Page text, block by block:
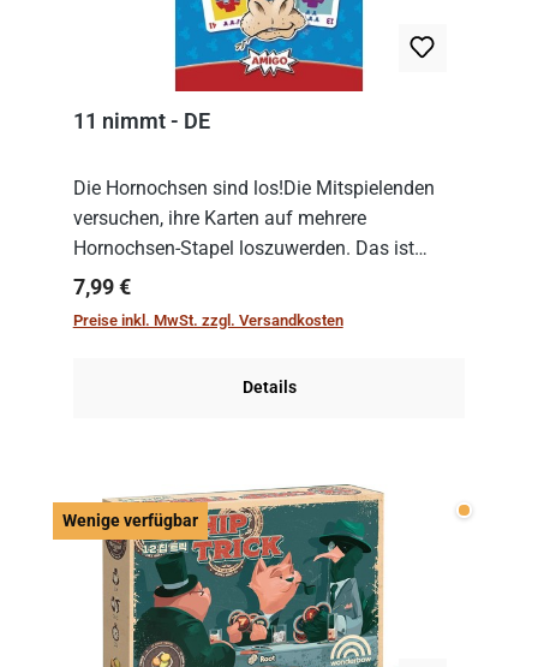
11 nimmt - DE
Die Hornochsen sind los!Die Mitspielenden
versuchen, ihre Karten auf mehrere
Hornochsen-Stapel loszuwerden. Das ist
kniffliger als gedacht, denn die Differenz
zwischen ausgespielter Karte und der
Regulärer Preis:
7,99 €
Preise inkl. MwSt. zzgl. Versandkosten
Details
Wenige verfügbar Wenige